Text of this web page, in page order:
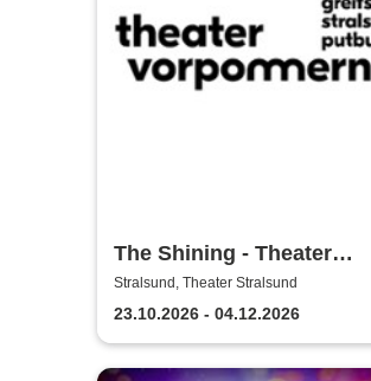
The Shining - Theater
Vorpommern
Stralsund, Theater Stralsund
23.10.2026 - 04.12.2026